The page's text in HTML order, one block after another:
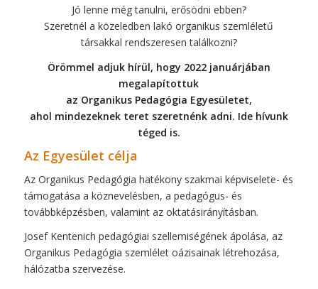
Jó lenne még tanulni, erősödni ebben?
Szeretnél a közeledben lakó organikus szemléletű
társakkal rendszeresen találkozni?
Örömmel adjuk hírül, hogy 2022 januárjában
megalapítottuk
az Organikus Pedagógia Egyesületet,
ahol mindezeknek teret szeretnénk adni. Ide hívunk
téged is.
Az Egyesület célja
Az Organikus Pedagógia hatékony szakmai képviselete- és
támogatása a köznevelésben, a pedagógus- és
továbbképzésben, valamint az oktatásirányításban.
Josef Kentenich pedagógiai szellemiségének ápolása, az
Organikus Pedagógia szemlélet oázisainak létrehozása,
hálózatba szervezése.